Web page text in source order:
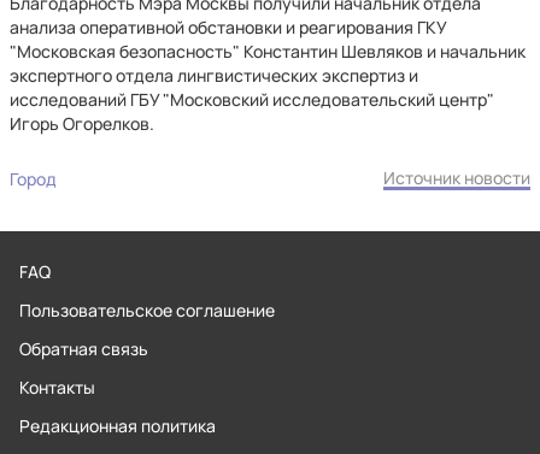
анализа оперативной обстановки и реагирования ГКУ
"Московская безопасность" Константин Шевляков и начальник
экспертного отдела лингвистических экспертиз и
исследований ГБУ "Московский исследовательский центр"
Игорь Огорелков.
Город Источник новости
FAQ
Пользовательское соглашение
Обратная связь
Контакты
Редакционная политика